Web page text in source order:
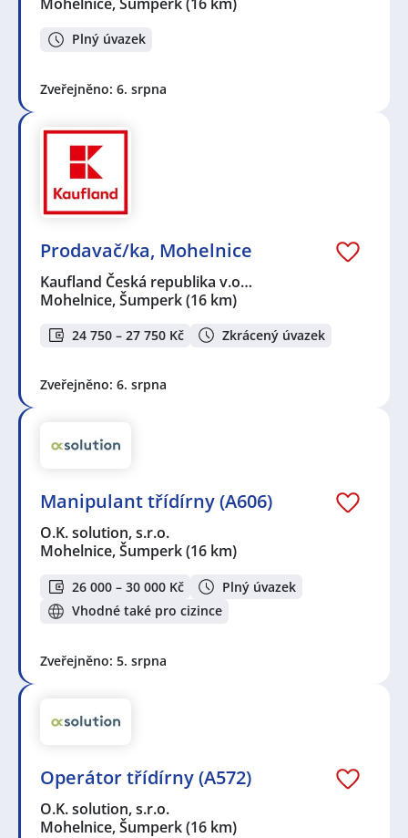
Plný úvazek
Zveřejněno: 6. srpna
Prodavač/ka, Mohelnice
Kaufland Česká republika v.o…
Mohelnice, Šumperk(16 km)
24 750 – 27 750 Kč Zkrácený úvazek
Zveřejněno: 6. srpna
Manipulant třídírny (A606)
O.K. solution, s.r.o.
Mohelnice, Šumperk(16 km)
26 000 – 30 000 Kč
Plný úvazek
Vhodné také pro cizince
Zveřejněno: 5. srpna
Operátor třídírny (A572)
O.K. solution, s.r.o.
Mohelnice, Šumperk(16 km)